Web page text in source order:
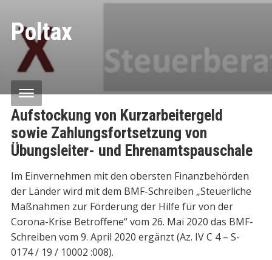
Poltax
Aufstockung von Kurzarbeitergeld
sowie Zahlungsfortsetzung von
Übungsleiter- und Ehrenamtspauschale
Im Einvernehmen mit den obersten Finanzbehörden
der Länder wird mit dem BMF-Schreiben „Steuerliche
Maßnahmen zur Förderung der Hilfe für von der
Corona-Krise Betroffene“ vom 26. Mai 2020 das BMF-
Schreiben vom 9. April 2020 ergänzt (Az. IV C 4 – S-
0174 / 19 / 10002 :008).